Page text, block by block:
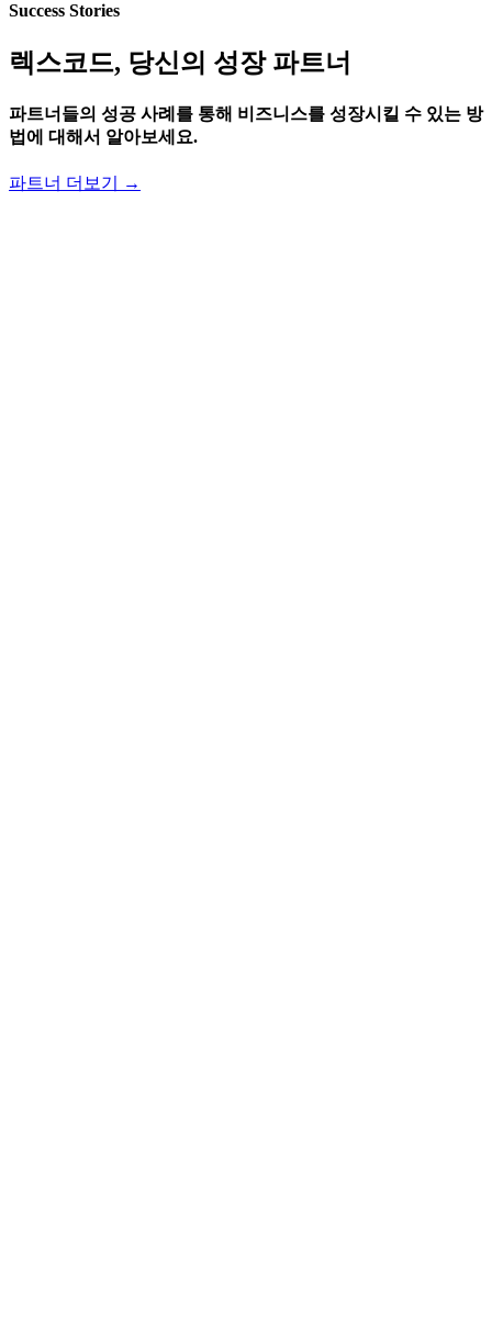
Success Stories
렉스코드, 당신의 성장 파트너
파트너들의 성공 사례를 통해 비즈니스를 성장시킬 수 있는 방
법에 대해서 알아보세요.
파트너 더보기 →